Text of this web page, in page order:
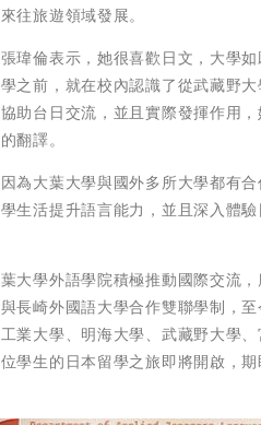
往旅遊領域發展。
瑋倫表示，她很喜歡日文，大學
之前，就在校內認識了從武藏野
助台日交流，並且實際發揮作用
翻譯。
為大葉大學與國外多所大學都有
生活提升語言能力，並且深入體
大學外語學院積極推動國際交流
長崎外國語大學合作雙聯學制，
業大學、明海大學、武藏野大學
學生的日本留學之旅即將開啟，